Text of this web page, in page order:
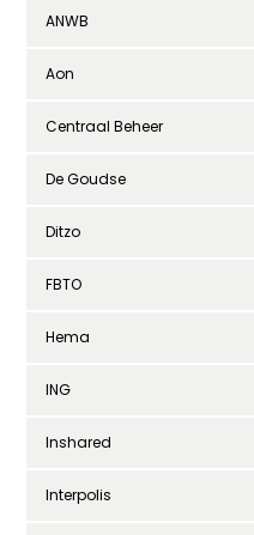
ANWB
Aon
Centraal Beheer
De Goudse
Ditzo
FBTO
Hema
ING
Inshared
Interpolis